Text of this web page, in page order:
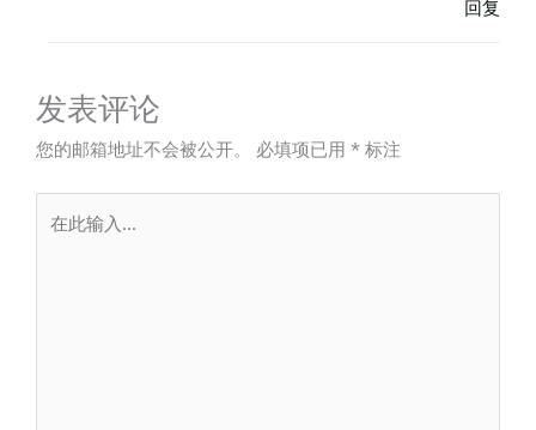
回复
发表评论
您的邮箱地址不会被公开。 必填项已用 * 标注